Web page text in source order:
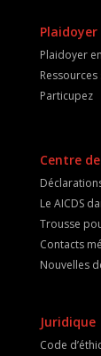
Plaidoyer
Plaidoyer
Particupez
Centre
Le AICDS
Trousse
Contacts
Nouvelles
Juridique
Code